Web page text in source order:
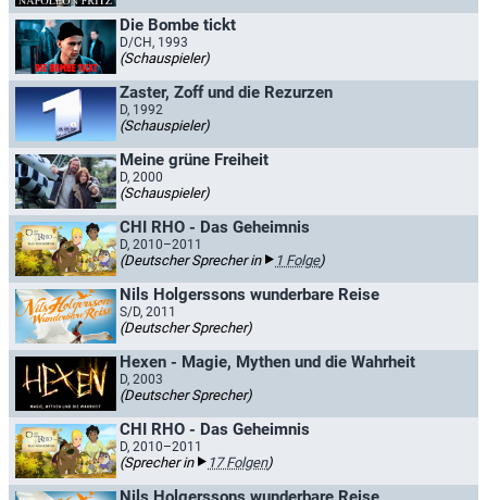
Die Bombe tickt
D/CH, 1993
(Schauspieler)
Zaster, Zoff und die Rezurzen
D, 1992
(Schauspieler)
Meine grüne Freiheit
D, 2000
(Schauspieler)
CHI RHO - Das Geheimnis
D, 2010–2011
(Deutscher Sprecher in 1 Folge)
Nils Holgerssons wunderbare Reise
S/D, 2011
(Deutscher Sprecher)
Hexen - Magie, Mythen und die Wahrheit
D, 2003
(Deutscher Sprecher)
CHI RHO - Das Geheimnis
D, 2010–2011
(Sprecher in 17 Folgen)